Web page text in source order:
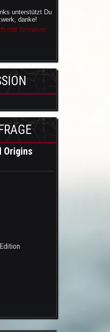
unterstützt Du
danke!
mit Browser
Origins